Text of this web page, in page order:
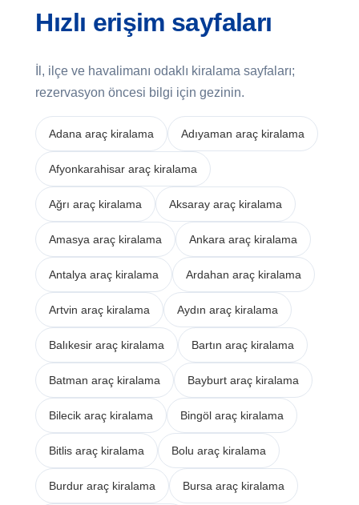
Hızlı erişim sayfaları
İl, ilçe ve havalimanı odaklı kiralama sayfaları;
rezervasyon öncesi bilgi için gezinin.
Adana araç kiralama Adıyaman araç kiralama
Afyonkarahisar araç kiralama
Ağrı araç kiralama Aksaray araç kiralama
Amasya araç kiralama Ankara araç kiralama
Antalya araç kiralama Ardahan araç kiralama
Artvin araç kiralama Aydın araç kiralama
Balıkesir araç kiralama Bartın araç kiralama
Batman araç kiralama Bayburt araç kiralama
Bilecik araç kiralama Bingöl araç kiralama
Bitlis araç kiralama Bolu araç kiralama
Burdur araç kiralama Bursa araç kiralama